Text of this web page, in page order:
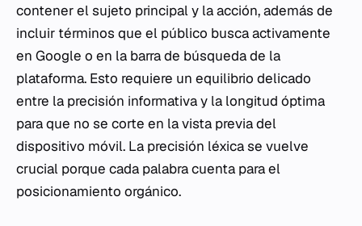
contener el sujeto principal y la acción, además de
incluir términos que el público busca activamente
en Google o en la barra de búsqueda de la
plataforma. Esto requiere un equilibrio delicado
entre la precisión informativa y la longitud óptima
para que no se corte en la vista previa del
dispositivo móvil. La precisión léxica se vuelve
crucial porque cada palabra cuenta para el
posicionamiento orgánico.